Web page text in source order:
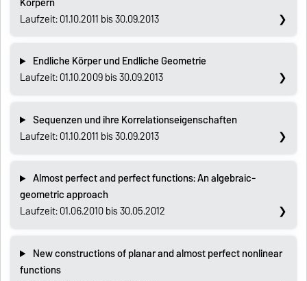
Laufzeit: 01.10.2011 bis 30.09.2013
Endliche Körper und Endliche Geometrie
Laufzeit: 01.10.2009 bis 30.09.2013
Sequenzen und ihre Korrelationseigenschaften
Laufzeit: 01.10.2011 bis 30.09.2013
Almost perfect and perfect functions: An algebraic-
geometric approach
Laufzeit: 01.06.2010 bis 30.05.2012
New constructions of planar and almost perfect nonlinear
functions